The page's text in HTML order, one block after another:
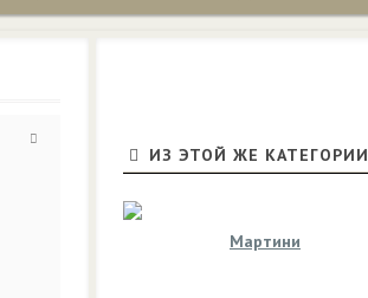
ИЗ ЭТОЙ ЖЕ КАТЕГОРИИ
Мартини